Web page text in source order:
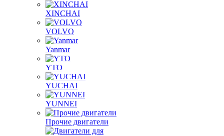
XINCHAI
VOLVO
Yanmar
YTO
YUCHAI
YUNNEI
Прочие двигатели